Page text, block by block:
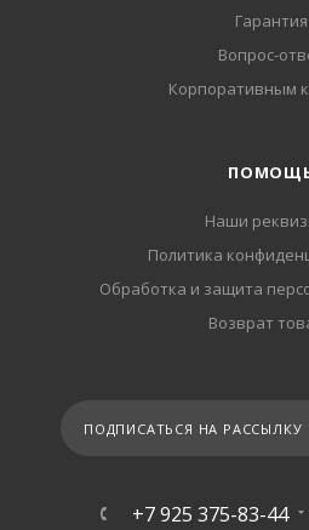
Гарантия
Вопрос-
Корпоративным
Наши
Политика
Обработка и защита
Возврат
ПОДПИСАТЬСЯ НА РАССЫЛКУ
+7 925 375-83-44